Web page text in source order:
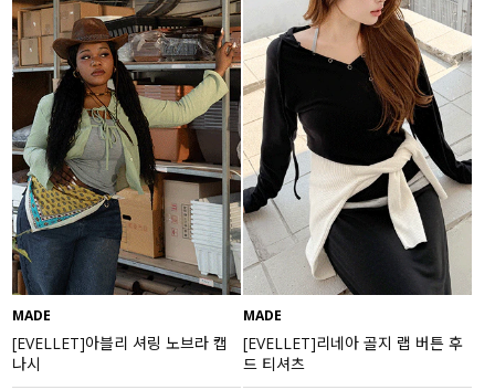
MADE
[EVELLET]아블리 셔링 노브라 캡
나시
MADE
[EVELLET]리네아 골지 랩 버튼 후
드 티셔츠